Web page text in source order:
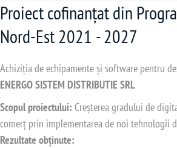
Proiect cofinanțat din
Nord-Est 2021 - 2027
Achiziția de echipamente și software pentru
ENERGO SISTEM DISTRIBUTIE SRL
Scopul proiectului: Creșterea gradului de
comerț prin implementarea de noi tehnologii
Rezultate obținute: